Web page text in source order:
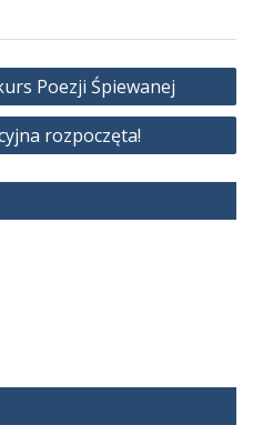
Poezji Śpiewanej
rozpoczęta!